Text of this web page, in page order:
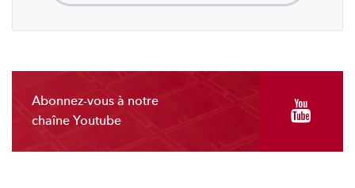
Abonnez-vous à notre
chaîne Youtube